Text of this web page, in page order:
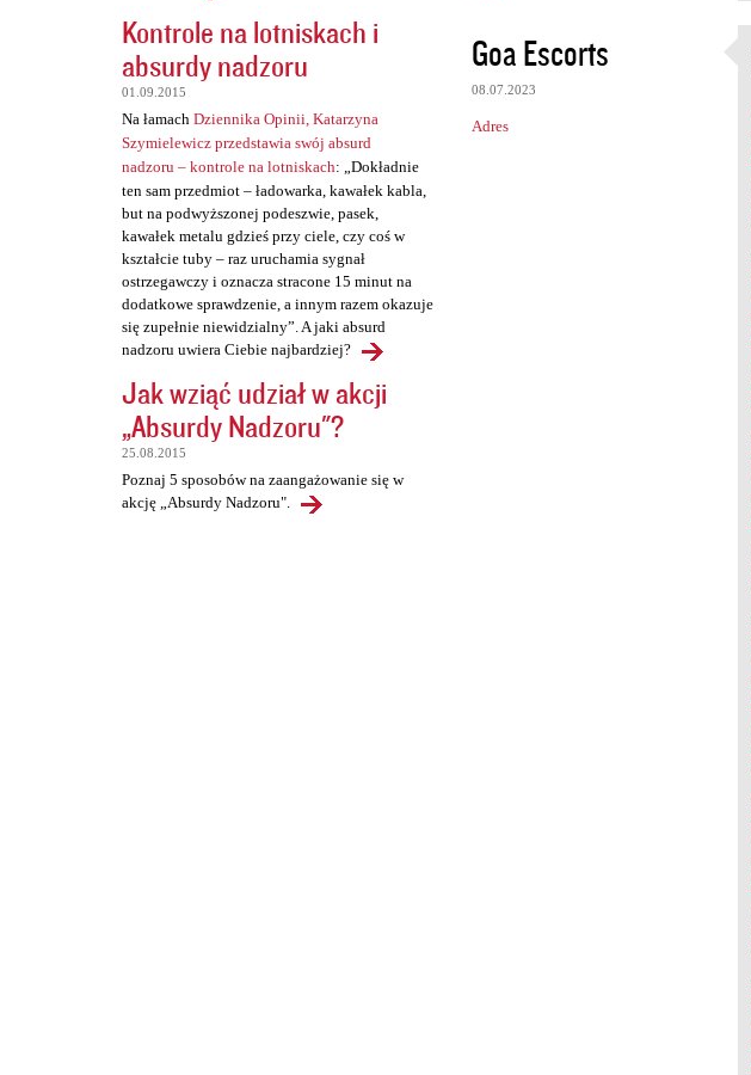
Kontrole na lotniskach i
absurdy nadzoru
01.09.2015
Na łamach Dziennika Opinii, Katarzyna
Szymielewicz przedstawia swój absurd
nadzoru – kontrole na lotniskach: „Dokładnie
ten sam przedmiot – ładowarka, kawałek kabla,
but na podwyższonej podeszwie, pasek,
kawałek metalu gdzieś przy ciele, czy coś w
kształcie tuby – raz uruchamia sygnał
ostrzegawczy i oznacza stracone 15 minut na
dodatkowe sprawdzenie, a innym razem okazuje
się zupełnie niewidzialny”. A jaki absurd
nadzoru uwiera Ciebie najbardziej?
Jak wziąć udział w akcji
„Absurdy Nadzoru"?
25.08.2015
Poznaj 5 sposobów na zaangażowanie się w
akcję „Absurdy Nadzoru".
Goa Escorts
08.07.2023
Adres